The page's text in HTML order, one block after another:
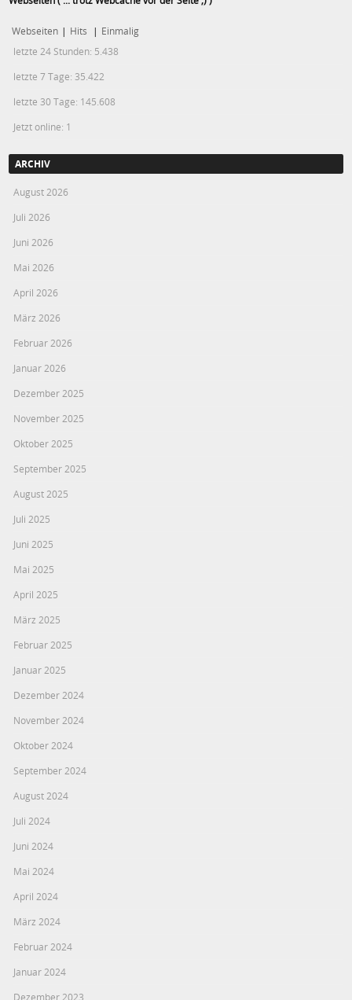
Webseiten | Hits | Einmalig
letzte 24 Stunden: 5.438
letzte 7 Tage: 35.422
letzte 30 Tage: 145.608
Jetzt online: 1
ARCHIV
August 2026
Juli 2026
Juni 2026
Mai 2026
April 2026
März 2026
Februar 2026
Januar 2026
Dezember 2025
November 2025
Oktober 2025
September 2025
August 2025
Juli 2025
Juni 2025
Mai 2025
April 2025
März 2025
Februar 2025
Januar 2025
Dezember 2024
November 2024
Oktober 2024
September 2024
August 2024
Juli 2024
Juni 2024
Mai 2024
April 2024
März 2024
Februar 2024
Januar 2024
Dezember 2023